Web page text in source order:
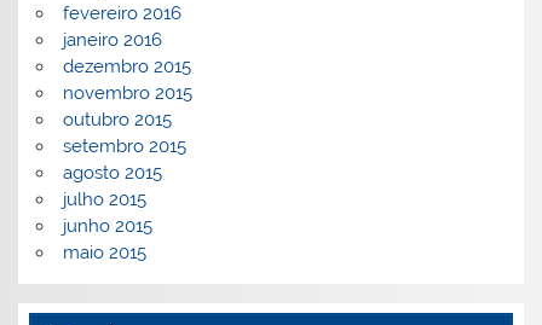
fevereiro 2016
janeiro 2016
dezembro 2015
novembro 2015
outubro 2015
setembro 2015
agosto 2015
julho 2015
junho 2015
maio 2015